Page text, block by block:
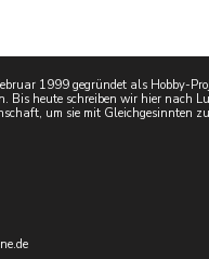
1999 gegründet als Hobby-
Bis heute schreiben wir hier nach
um sie mit Gleichgesinnten